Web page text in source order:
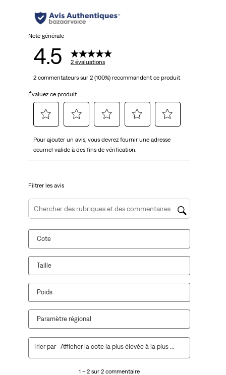
Note générale
4.5 2 évaluations
2 commentateurs sur 2 (100%) recommandent ce produit
Évaluez ce produit
pour
évaluer
1
étoile.
Cette
action
ouvrira
le
formulaire
de
soumission.
pour
évaluer
2
étoiles.
Cette
action
ouvrira
formulaire
soumission.
pour
évaluer
étoiles.
Cette
action
ouvrira
formulaire
soumission.
pour
évaluer
étoiles.
Cette
action
ouvrira
formulaire
soumission.
pour
étoiles.
Cette
action
ouvrira
formulaire
soumission.
Pour ajouter un avis, vous devrez fournir une adresse
courriel valide à des fins de vérification.
Filtrer les avis
Zone de recherche de sujet et d'avis
Cote
Taille
Poids
Paramètre régional
1 – 2 sur 2 commentaire
Trier par Afficher la cote la plus élevée à la plus faible